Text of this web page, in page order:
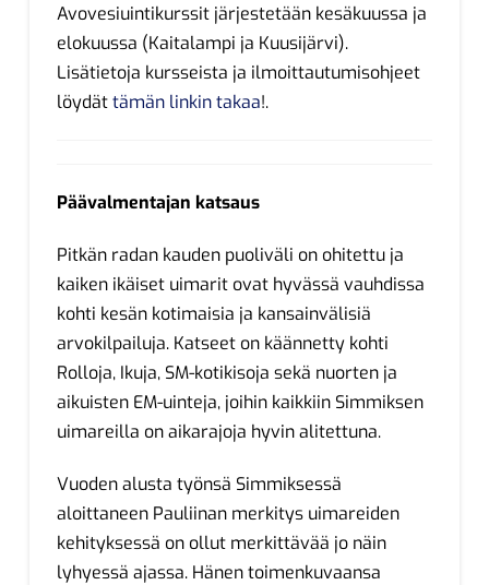
Avovesiuintikurssit järjestetään kesäkuussa ja
elokuussa (Kaitalampi ja Kuusijärvi).
Lisätietoja kursseista ja ilmoittautumisohjeet
löydättämän linkin takaa!.
Päävalmentajan katsaus
Pitkän radan kauden puoliväli on ohitettu ja
kaiken ikäiset uimarit ovat hyvässä vauhdissa
kohti kesän kotimaisia ja kansainvälisiä
arvokilpailuja. Katseet on käännetty kohti
Rolloja, Ikuja, SM-kotikisoja sekä nuorten ja
aikuisten EM-uinteja, joihin kaikkiin Simmiksen
uimareilla on aikarajoja hyvin alitettuna.
Vuoden alusta työnsä Simmiksessä
aloittaneen Pauliinan merkitys uimareiden
kehityksessä on ollut merkittävää jo näin
lyhyessä ajassa. Hänen toimenkuvaansa